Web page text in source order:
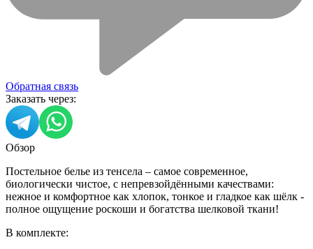
Обратная связь
Заказать через:
Обзор
Постельное белье из тенсела – самое современное,
биологически чистое, с непревзойдёнными качествами:
нежное и комфортное как хлопок, тонкое и гладкое как шёлк -
полное ощущение роскоши и богатства шелковой ткани!
В комплекте: